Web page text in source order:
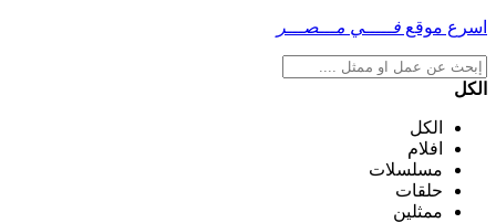
اسرع موقع فـــــي مـــصـــر
الكل
الكل
افلام
مسلسلات
حلقات
ممثلين